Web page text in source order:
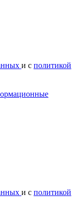
и с политикой
и с политикой